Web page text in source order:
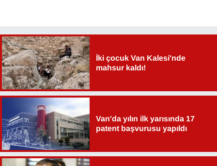
İki çocuk Van Kalesi'nde
mahsur kaldı!
Van'da yılın ilk yarısında 17
patent başvurusu yapıldı